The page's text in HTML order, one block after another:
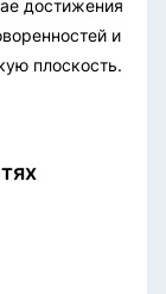
достижения
и
плоскость.